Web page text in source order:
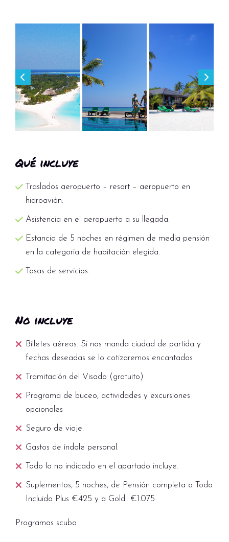
Qué incluye
Traslados aeropuerto – resort – aeropuerto en
hidroavión.
Asistencia en el aeropuerto a su llegada.
Estancia de 5 noches en régimen de media pensión
en la categoría de habitación elegida.
Tasas de servicios.
No incluye
Billetes aéreos. Si nos manda ciudad de partida y
fechas deseadas se lo cotizaremos encantados
Tramitación del Visado (gratuito)
Programa de buceo, actividades y excursiones
opcionales
Seguro de viaje.
Gastos de índole personal.
Todo lo no indicado en el apartado incluye.
Suplementos, 5 noches, de Pensión completa a Todo
Incluido Plus €425 y a Gold €1.075
Programas scuba